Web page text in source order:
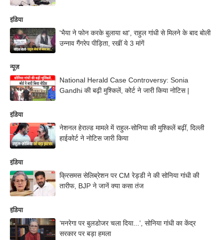
इंडिया
'भैया ने फोन करके बुलाया था', राहुल गांधी से मिलने के बाद बोली
उन्नाव गैंगरेप पीड़िता, रखीं ये 3 मांगें
न्यूज़
National Herald Case Controversy: Sonia
Gandhi की बढ़ी मुश्किलें, कोर्ट ने जारी किया नोटिस |
इंडिया
नेशनल हेराल्ड मामले में राहुल-सोनिया की मुश्किलें बढ़ीं, दिल्ली
हाईकोर्ट ने नोटिस जारी किया
इंडिया
क्रिसमस सेलिब्रेशन पर CM रेड्डी ने की सोनिया गांधी की
तारीफ, BJP ने जानें क्या कसा तंज
इंडिया
‘मनरेगा पर बुलडोजर चला दिया...’, सोनिया गांधी का केंद्र
सरकार पर बड़ा हमला